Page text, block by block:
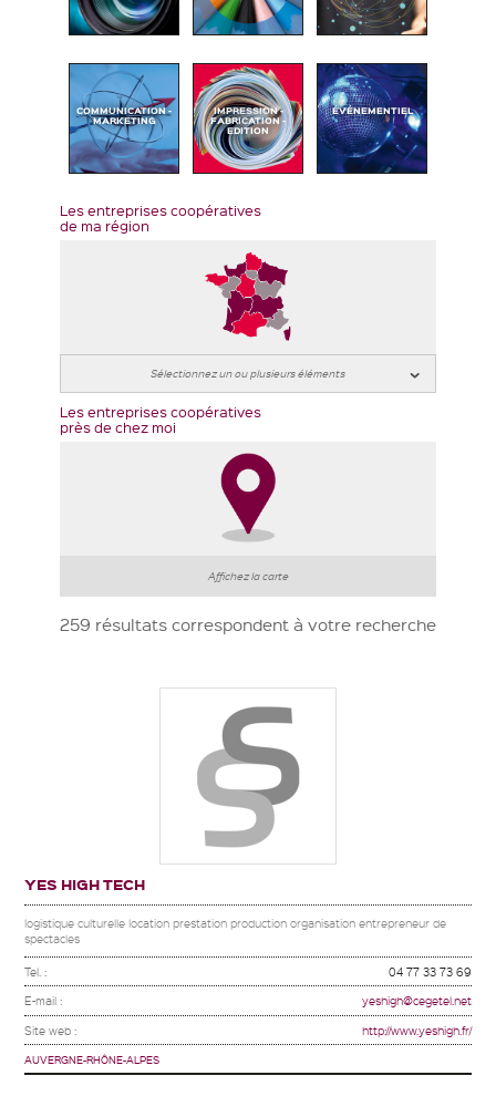
COMMUNICATION -
MARKETING
IMPRESSION -
FABRICATION -
EDITION
ÉVÉNEMENTIEL
Les entreprises coopératives
de ma région
Les entreprises coopératives
près de chez moi
Affichez la carte
259 résultats correspondent à votre recherche
YES HIGH TECH
logistique culturelle location prestation production organisation entrepreneur de
spectacles
Tel. : 04 77 33 73 69
E-mail : yeshigh@cegetel.net
Site web : http://www.yeshigh.fr/
AUVERGNE-RHÔNE-ALPES